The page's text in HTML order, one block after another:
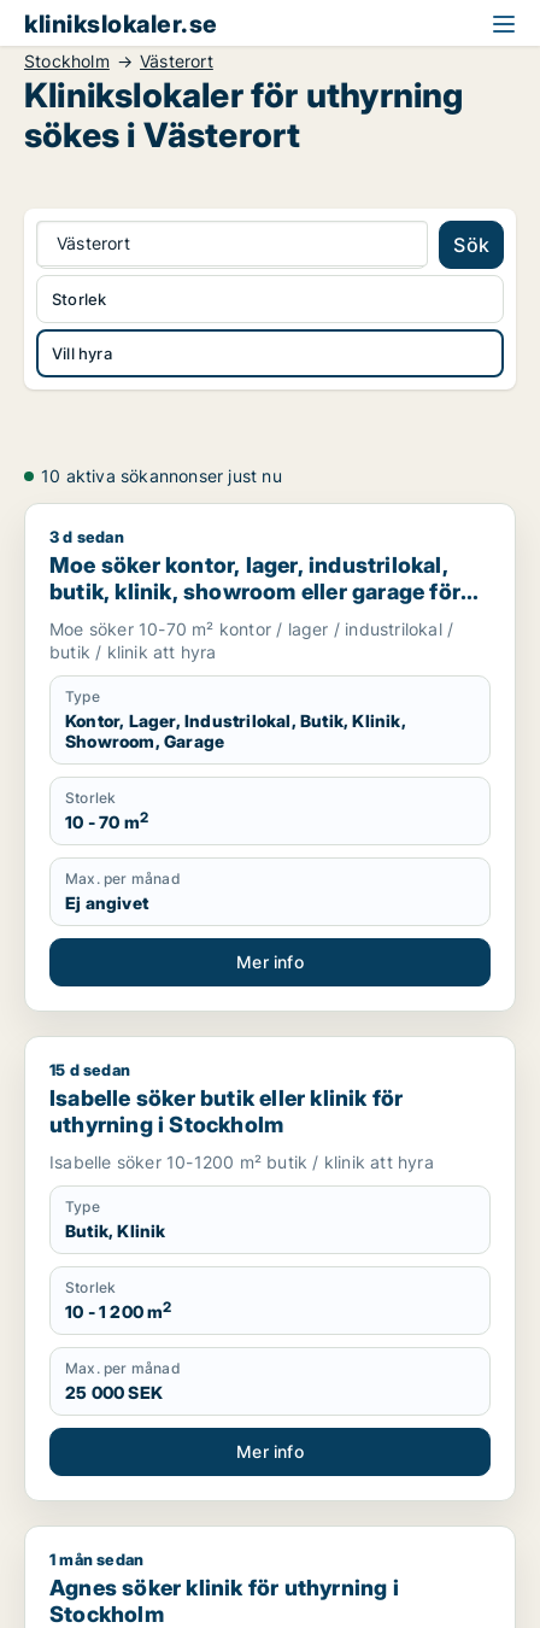
klinikslokaler.se
Stockholm Västerort
Klinikslokaler för uthyrning
sökes i Västerort
Västerort Sök
Vill hyra
Storlek
10 aktiva sökannonser just nu
Moe söker kontor, lager, industrilokal, butik, klinik,
3 d sedan
Moe söker kontor, lager, industrilokal,
butik, klinik, showroom eller garage för
uthyrning i Stockholm
Moe söker 10-70 m² kontor / lager / industrilokal /
butik / klinik att hyra
Type
Kontor, Lager, Industrilokal, Butik, Klinik,
Showroom, Garage
Storlek
10 - 70 m2
Max. per månad
Ej angivet
Mer info
Isabelle söker butik eller klinik för uthyrning i Stockholm
15 d sedan
Isabelle söker butik eller klinik för
uthyrning i Stockholm
Isabelle söker 10-1200 m² butik / klinik att hyra
Type
Butik, Klinik
Storlek
10 - 1 200 m2
Max. per månad
25 000 SEK
Mer info
Agnes söker klinik för uthyrning i Stockholm
1 mån sedan
Agnes söker klinik för uthyrning i
Stockholm